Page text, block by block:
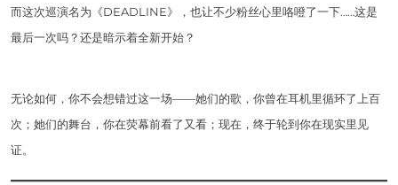
而这次巡演名为《DEADLINE》，也让不少粉丝心里咯噔了一下……这是
最后一次吗？还是暗示着全新开始？
无论如何，你不会想错过这一场——她们的歌，你曾在耳机里循环了上百
次；她们的舞台，你在荧幕前看了又看；现在，终于轮到你在现实里见
证。